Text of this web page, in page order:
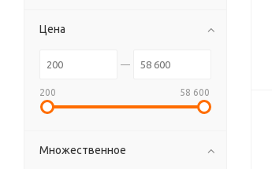
Цена
200 58 600
Множественное